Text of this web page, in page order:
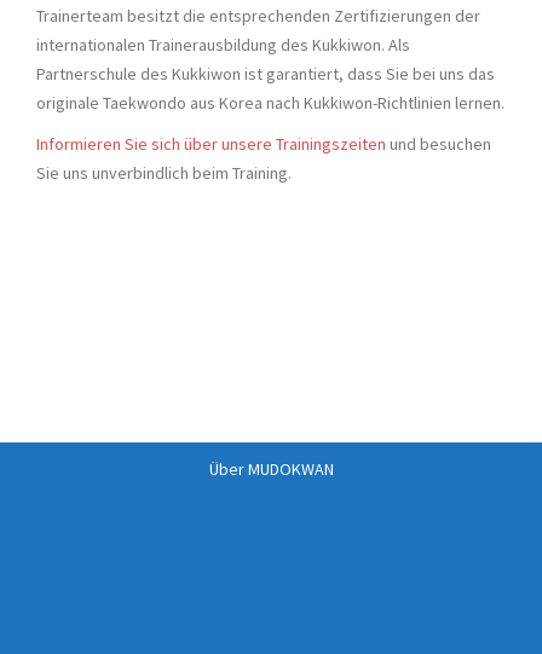
Trainerteam besitzt die entsprechenden Zertifizierungen der
internationalen Trainerausbildung des Kukkiwon. Als
Partnerschule des Kukkiwon ist garantiert, dass Sie bei uns das
originale Taekwondo aus Korea nach Kukkiwon-Richtlinien lernen.
Informieren Sie sich über unsere Trainingszeiten und besuchen
Sie uns unverbindlich beim Training.
Über MUDOKWAN